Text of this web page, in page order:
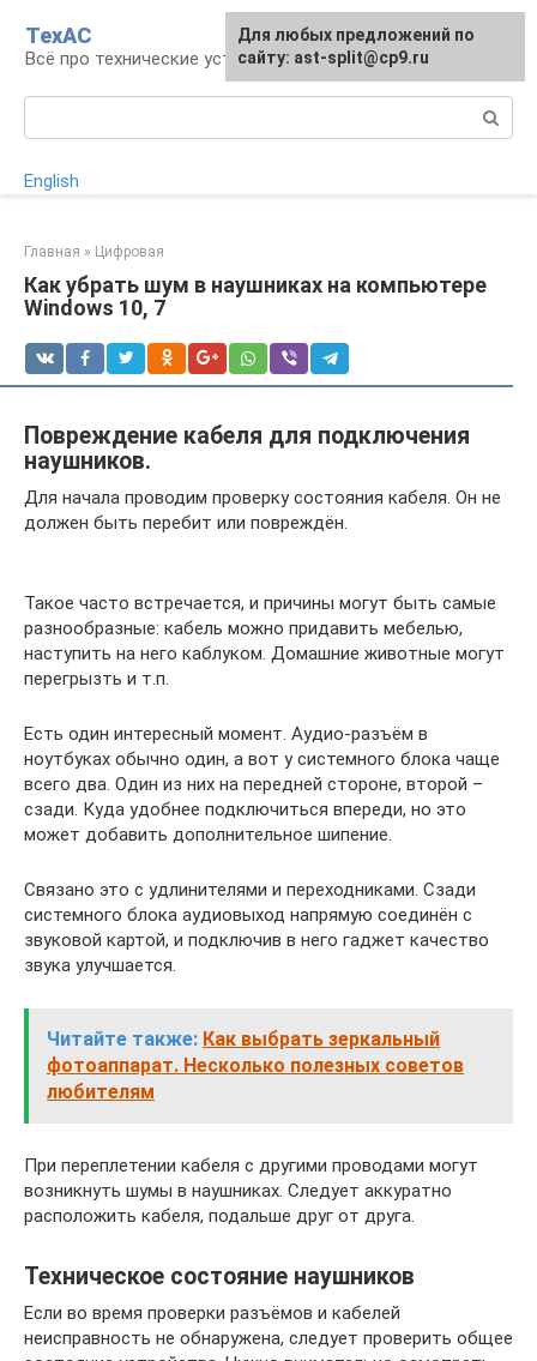
контенту
ТехАС
Всё про технические устройства
English
Главная » Цифровая
Как убрать шум в наушниках на компьютере
Windows 10, 7
Повреждение кабеля для подключения
наушников.
Для начала проводим проверку состояния кабеля. Он не
должен быть перебит или повреждён.
Такое часто встречается, и причины могут быть самые
разнообразные: кабель можно придавить мебелью,
наступить на него каблуком. Домашние животные могут
перегрызть и т.п.
Есть один интересный момент. Аудио-разъём в
ноутбуках обычно один, а вот у системного блока чаще
всего два. Один из них на передней стороне, второй –
сзади. Куда удобнее подключиться впереди, но это
может добавить дополнительное шипение.
Связано это с удлинителями и переходниками. Сзади
системного блока аудиовыход напрямую соединён с
звуковой картой, и подключив в него гаджет качество
звука улучшается.
Читайте также: Как выбрать зеркальный
фотоаппарат. Несколько полезных советов
любителям
При переплетении кабеля с другими проводами могут
возникнуть шумы в наушниках. Следует аккуратно
расположить кабеля, подальше друг от друга.
Техническое состояние наушников
Если во время проверки разъёмов и кабелей
неисправность не обнаружена, следует проверить общее
Для любых предложений по
сайту: ast-split@cp9.ru